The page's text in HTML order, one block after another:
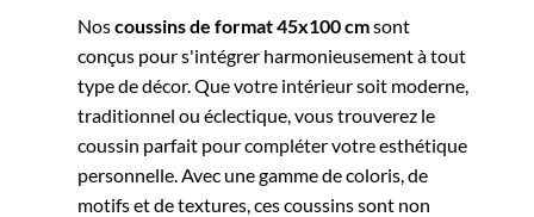
Noscoussins de format 45x100 cmsont
conçus pour s'intégrer harmonieusement à tout
type de décor. Que votre intérieur soit moderne,
traditionnel ou éclectique, vous trouverez le
coussin parfait pour compléter votre esthétique
personnelle. Avec une gamme de coloris, de
motifs et de textures, ces coussins sont non